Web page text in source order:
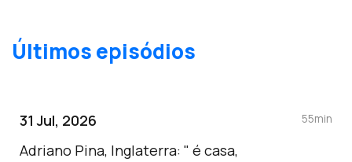
Últimos episódios
31 Jul, 2026
Adriano Pina, Inglaterra: " é casa,
55min